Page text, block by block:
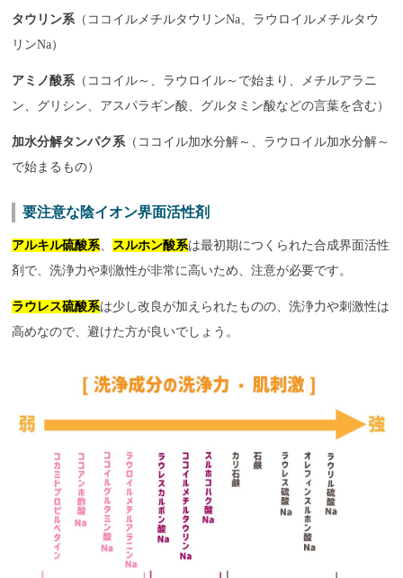
タウリン系（ココイルメチルタウリンNa、ラウロイルメチルタウ
リンNa）
アミノ酸系（ココイル～、ラウロイル～で始まり、メチルアラニ
ン、グリシン、アスパラギン酸、グルタミン酸などの言葉を含む）
加水分解タンパク系（ココイル加水分解～、ラウロイル加水分解～
で始まるもの）
要注意な陰イオン界面活性剤
アルキル硫酸系、 スルホン酸系は最初期につくられた合成界面活性
剤で、洗浄力や刺激性が非常に高いため、注意が必要です。
ラウレス硫酸系は少し改良が加えられたものの、洗浄力や刺激性は
高めなので、避けた方が良いでしょう。